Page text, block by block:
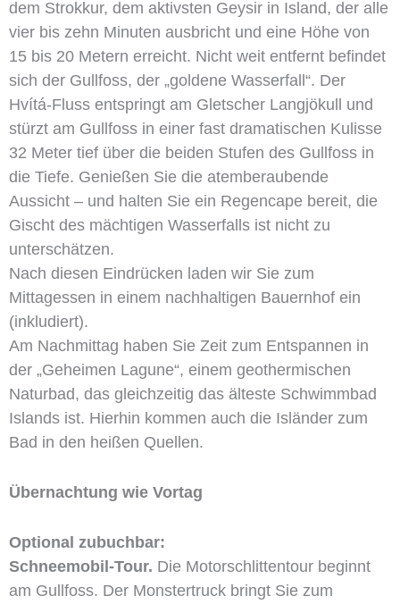
dem Strokkur, dem aktivsten Geysir in Island, der alle
vier bis zehn Minuten ausbricht und eine Höhe von
15 bis 20 Metern erreicht. Nicht weit entfernt befindet
sich der Gullfoss, der „goldene Wasserfall“. Der
Hvítá-Fluss entspringt am Gletscher Langjökull und
stürzt am Gullfoss in einer fast dramatischen Kulisse
32 Meter tief über die beiden Stufen des Gullfoss in
die Tiefe. Genießen Sie die atemberaubende
Aussicht – und halten Sie ein Regencape bereit, die
Gischt des mächtigen Wasserfalls ist nicht zu
unterschätzen.
Nach diesen Eindrücken laden wir Sie zum
Mittagessen in einem nachhaltigen Bauernhof ein
(inkludiert).
Am Nachmittag haben Sie Zeit zum Entspannen in
der „Geheimen Lagune“, einem geothermischen
Naturbad, das gleichzeitig das älteste Schwimmbad
Islands ist. Hierhin kommen auch die Isländer zum
Bad in den heißen Quellen.
Übernachtung wie Vortag
Optional zubuchbar:
Schneemobil-Tour. Die Motorschlittentour beginnt
am Gullfoss. Der Monstertruck bringt Sie zum